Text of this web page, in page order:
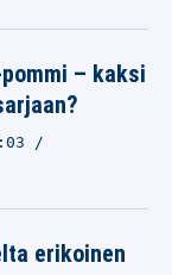
– kaksi
erikoinen